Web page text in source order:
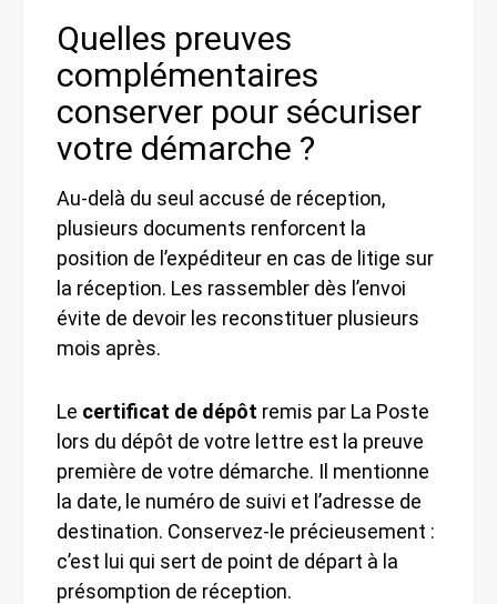
Quelles preuves
complémentaires
conserver pour sécuriser
votre démarche ?
Au-delà du seul accusé de réception,
plusieurs documents renforcent la
position de l’expéditeur en cas de litige sur
la réception. Les rassembler dès l’envoi
évite de devoir les reconstituer plusieurs
mois après.
Le certificat de dépôt remis par La Poste
lors du dépôt de votre lettre est la preuve
première de votre démarche. Il mentionne
la date, le numéro de suivi et l’adresse de
destination. Conservez-le précieusement :
c’est lui qui sert de point de départ à la
présomption de réception.